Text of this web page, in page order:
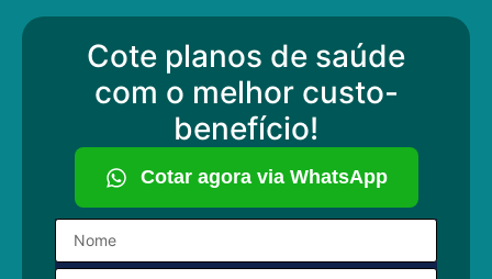
Cote planos de saúde
com o melhor custo-
benefício!
Cotar agora via WhatsApp